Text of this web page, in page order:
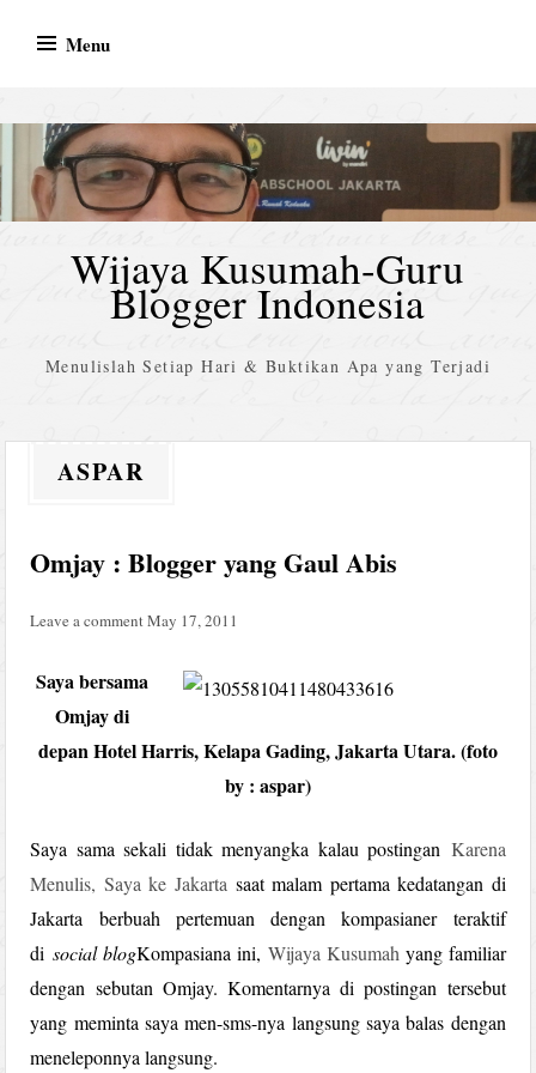
Menu
Wijaya Kusumah-Guru
Blogger Indonesia
Menulislah Setiap Hari & Buktikan Apa yang Terjadi
ASPAR
Omjay : Blogger yang Gaul Abis
Leave a comment May 17, 2011
Saya bersama
Omjay di
depan Hotel Harris, Kelapa Gading, Jakarta Utara. (foto
by : aspar)
Saya sama sekali tidak menyangka kalau postingan Karena
Menulis, Saya ke Jakarta saat malam pertama kedatangan di
Jakarta berbuah pertemuan dengan kompasianer teraktif
di social blogKompasiana ini, Wijaya Kusumah yang familiar
dengan sebutan Omjay. Komentarnya di postingan tersebut
yang meminta saya men-sms-nya langsung saya balas dengan
meneleponnya langsung.